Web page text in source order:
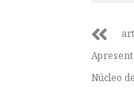
Núcleo